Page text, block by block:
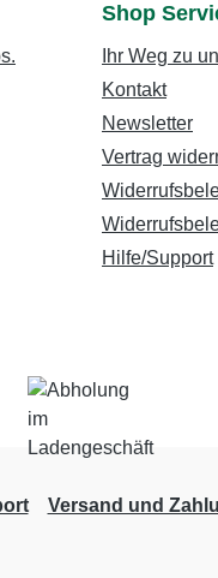
Shop
Ihr Weg zu
Kontakt
Newsletter
Vertrag
Hilfe/Support
Versand und